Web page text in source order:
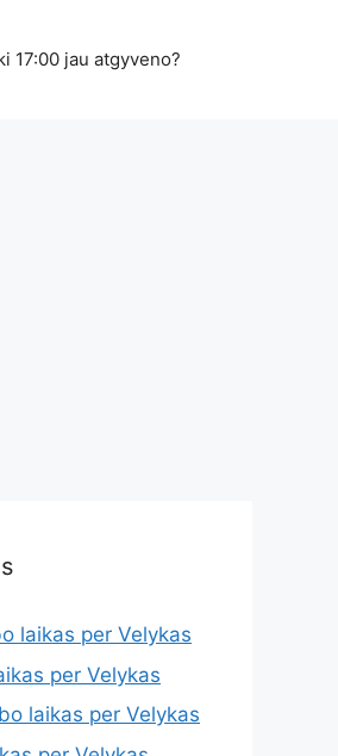
17:00 jau atgyveno?
laikas per Velykas
per Velykas
laikas per Velykas